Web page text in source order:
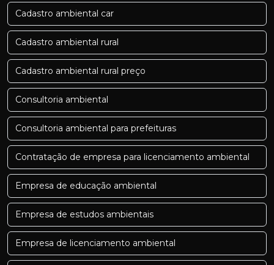
Cadastro ambiental car
Cadastro ambiental rural
Cadastro ambiental rural preço
Consultoria ambiental
Consultoria ambiental para prefeituras
Contratação de empresa para licenciamento ambiental
Empresa de educação ambiental
Empresa de estudos ambientais
Empresa de licenciamento ambiental